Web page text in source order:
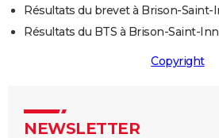
Résultats du brevet à Brison-Saint-
Résultats du BTS à Brison-Saint-
Copyright
NEWSLETTER